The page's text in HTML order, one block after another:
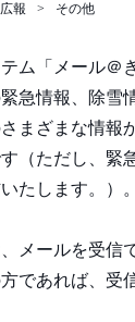
広報 その他
ム「メール＠
急情報、除雪
まざまな情報
（ただし、緊
たします。）。
メールを受信
であれば、受